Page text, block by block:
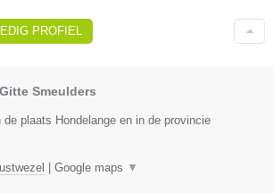
PROFIEL
Smeulders
de plaats Hondelange en in de provincie
Google maps ▼